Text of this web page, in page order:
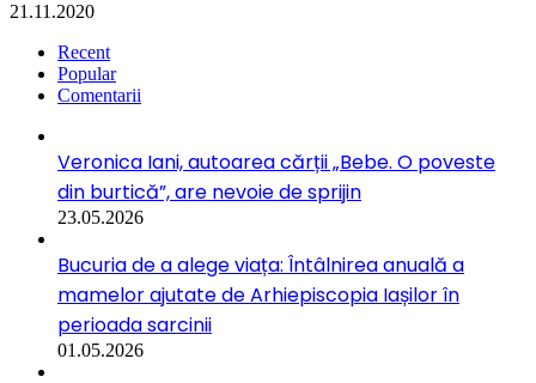
21.11.2020
Recent
Popular
Comentarii
Veronica Iani, autoarea cărții „Bebe. O poveste
din burtică”, are nevoie de sprijin
23.05.2026
Bucuria de a alege viața: Întâlnirea anuală a
mamelor ajutate de Arhiepiscopia Iașilor în
perioada sarcinii
01.05.2026